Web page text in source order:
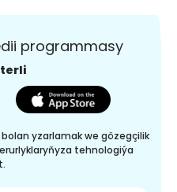
programmasy
yzarlamak we gözegçilik
tehnologiýa